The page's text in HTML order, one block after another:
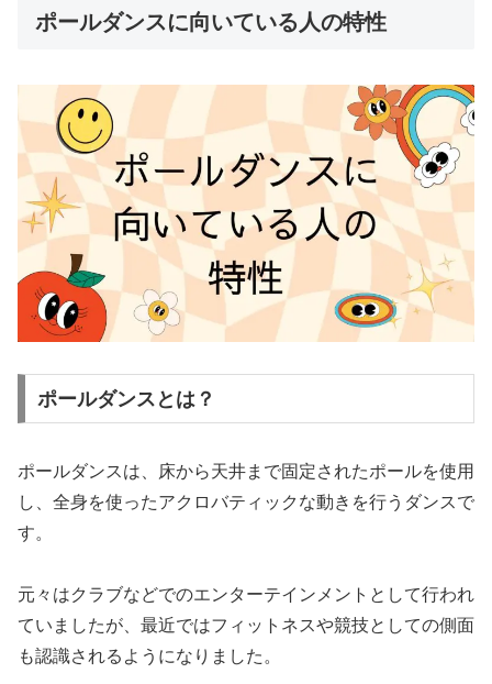
ポールダンスに向いている人の特性
ポールダンスとは？
ポールダンスは、床から天井まで固定されたポールを使用
し、全身を使ったアクロバティックな動きを行うダンスで
す。
元々はクラブなどでのエンターテインメントとして行われ
ていましたが、最近ではフィットネスや競技としての側面
も認識されるようになりました。